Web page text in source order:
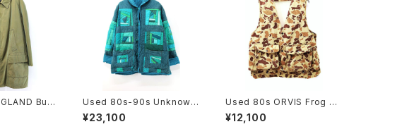
Burb
Balmaca
L 相当
Used 80s-90s Unknown
Turquoise Quilt Patch W
ork Padded Jacket Size
¥23,100
Used 80s ORVIS Frog Ca
mo Hunting Gimmick Ves
t Size L 古着
¥12,100